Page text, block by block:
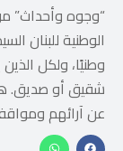
“وجوه وأحداث”
الوطنية للبنان
وطنيًا، ولكل
شقيق أو صديق. هو
عن آرائهم